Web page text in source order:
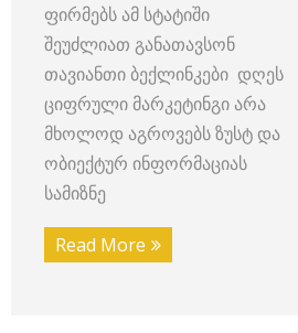
ფირმებს ამ სტატიში
შეუძლიათ განათავსონ
თავიანთი ბექლინკები დღეს
ციფრული მარკეტინგი არა
მხოლოდ აგროვებს ზუსტ და
ობიექტურ ინფორმაციას
სამიზნე
Read More